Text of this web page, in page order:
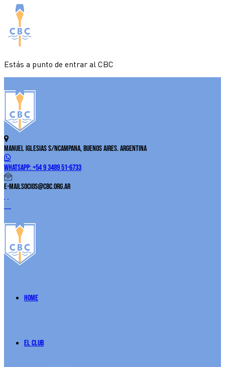
Estás a punto de entrar al CBC
Manuel Iglesias S/NCampana, Buenos Aires. Argentina
WhatsApp:+54 9 3489 51-6733
E-Mailsocios@cbc.org.ar
Home
El Club